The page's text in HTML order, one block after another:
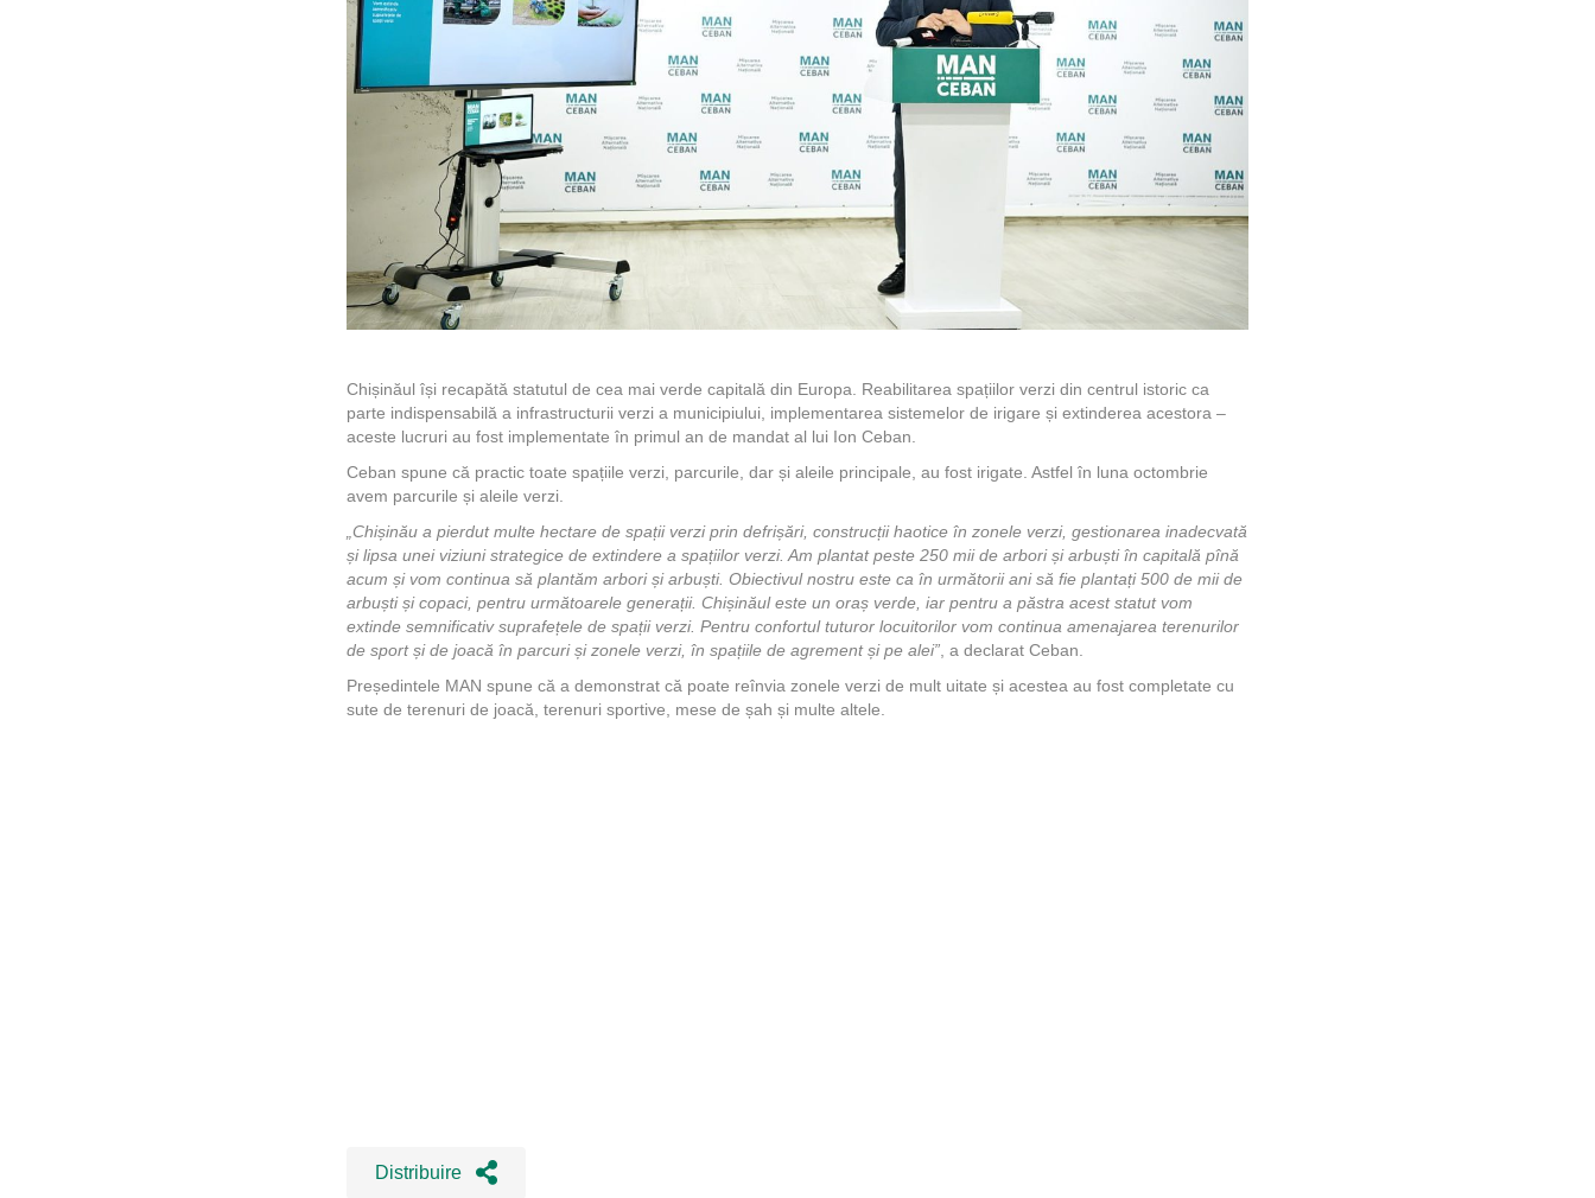
Chișinăul își recapătă statutul de cea mai verde capitală din Europa. Reabilitarea spațiilor verzi din centrul istoric ca
parte indispensabilă a infrastructurii verzi a municipiului, implementarea sistemelor de irigare și extinderea acestora –
aceste lucruri au fost implementate în primul an de mandat al lui Ion Ceban.
Ceban spune că practic toate spațiile verzi, parcurile, dar și aleile principale, au fost irigate. Astfel în luna octombrie
avem parcurile și aleile verzi.
„Chișinău a pierdut multe hectare de spații verzi prin defrișări, construcții haotice în zonele verzi, gestionarea inadecvată
și lipsa unei viziuni strategice de extindere a spațiilor verzi. Am plantat peste 250 mii de arbori și arbuști în capitală pînă
acum și vom continua să plantăm arbori și arbuști. Obiectivul nostru este ca în următorii ani să fie plantați 500 de mii de
arbuști și copaci, pentru următoarele generații. Chișinăul este un oraș verde, iar pentru a păstra acest statut vom
extinde semnificativ suprafețele de spații verzi. Pentru confortul tuturor locuitorilor vom continua amenajarea terenurilor
de sport și de joacă în parcuri și zonele verzi, în spațiile de agrement și pe alei” , a declarat Ceban.
Președintele MAN spune că a demonstrat că poate reînvia zonele verzi de mult uitate și acestea au fost completate cu
sute de terenuri de joacă, terenuri sportive, mese de șah și multe altele.
Distribuire